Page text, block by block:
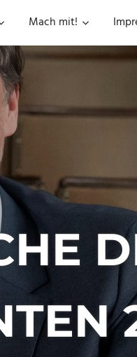
Mach mit!